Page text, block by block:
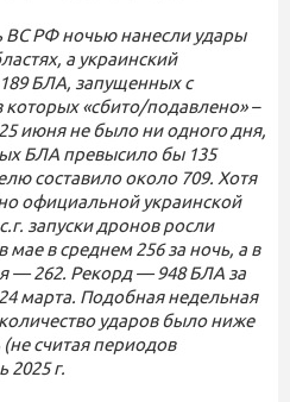
ВС РФ ночью нанесли удары
а украинский
БЛА, запущенных с
которых «сбито/подавлено» –
июня не было ни одного дня,
БЛА превысило бы 135
составило около 709. Хотя
официальной украинской
запуски дронов росли
мае в среднем 256 за ночь, а в
— 262. Рекорд — 948 БЛА за
марта. Подобная недельная
ударов было ниже
считая периодов
2025 г.